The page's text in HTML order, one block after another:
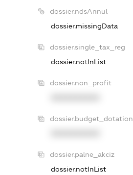
dossier.ndsAnnul
dossier.missingData
dossier.single_tax_reg
dossier.notInList
dossier.non_profit
dossier.budget_dotation
dossier.palne_akciz
dossier.notInList